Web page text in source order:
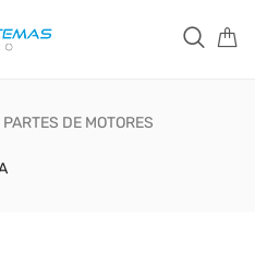
PARTES DE MOTORES